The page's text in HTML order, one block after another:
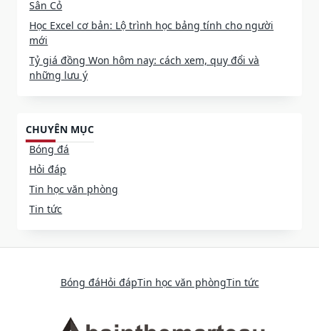
Sân Cỏ
Học Excel cơ bản: Lộ trình học bảng tính cho người
mới
Tỷ giá đồng Won hôm nay: cách xem, quy đổi và
những lưu ý
CHUYÊN MỤC
Bóng đá
Hỏi đáp
Tin học văn phòng
Tin tức
Bóng đáHỏi đápTin học văn phòngTin tức